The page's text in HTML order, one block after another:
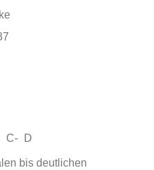
C- D
bis deutlichen